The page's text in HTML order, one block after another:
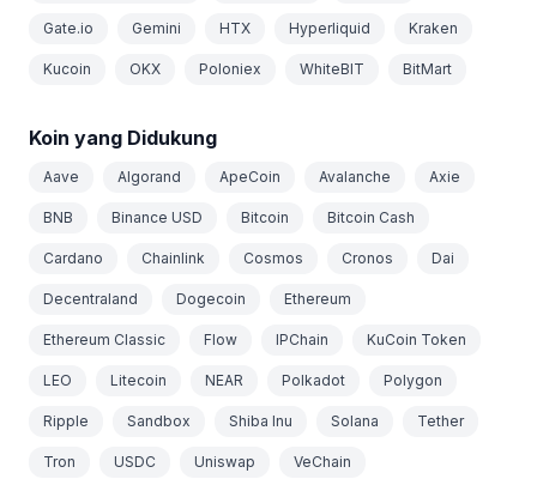
Gate.io Gemini HTX Hyperliquid Kraken
Kucoin OKX Poloniex WhiteBIT BitMart
Koin yang Didukung
Aave Algorand ApeCoin Avalanche Axie
BNB Binance USD Bitcoin Bitcoin Cash
Cardano Chainlink Cosmos Cronos Dai
Decentraland Dogecoin Ethereum
Ethereum Classic Flow IPChain KuCoin Token
LEO Litecoin NEAR Polkadot Polygon
Ripple Sandbox Shiba Inu Solana Tether
Tron USDC Uniswap VeChain